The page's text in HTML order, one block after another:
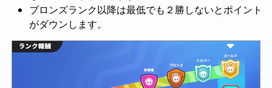
ブロンズランク以降は最低でも２勝しないとポイント
がダウンします。